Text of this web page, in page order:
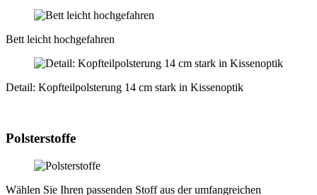
Bett leicht hochgefahren
Detail: Kopfteilpolsterung 14 cm stark in Kissenoptik
Polsterstoffe
Wählen Sie Ihren passenden Stoff aus der umfangreichen